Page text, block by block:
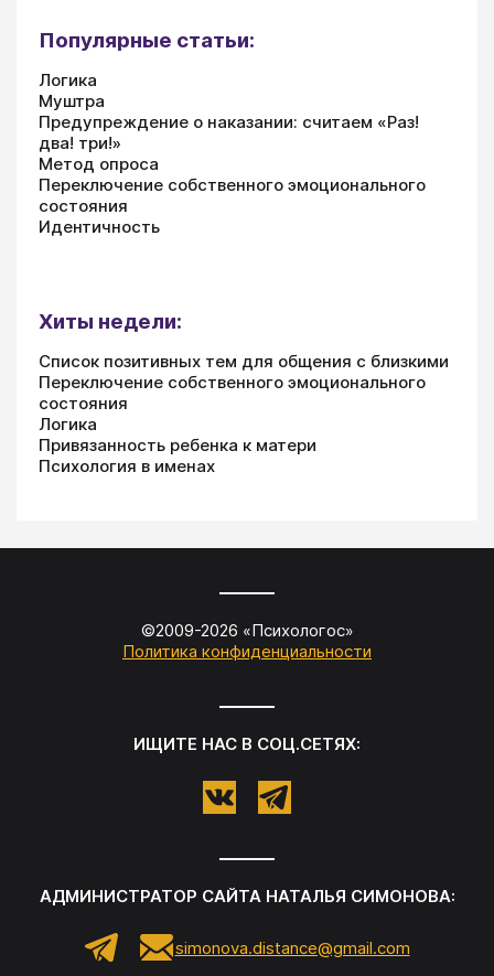
Популярные статьи:
Логика
Муштра
Предупреждение о наказании: считаем «Раз!
два! три!»
Метод опроса
Переключение собственного эмоционального
состояния
Идентичность
Хиты недели:
Список позитивных тем для общения с близкими
Переключение собственного эмоционального
состояния
Логика
Привязанность ребенка к матери
Психология в именах
©2009-2026 «Психологос»
Политика конфиденциальности
ИЩИТЕ НАС В СОЦ.СЕТЯХ:
АДМИНИСТРАТОР САЙТА НАТАЛЬЯ СИМОНОВА:
simonova.distance@gmail.com